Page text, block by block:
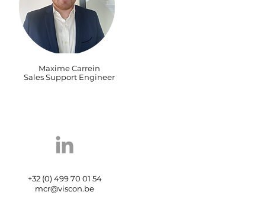
Maxime Carrein
Sales Support Engineer
+32 (0) 499 70 01 54
mcr@viscon.be